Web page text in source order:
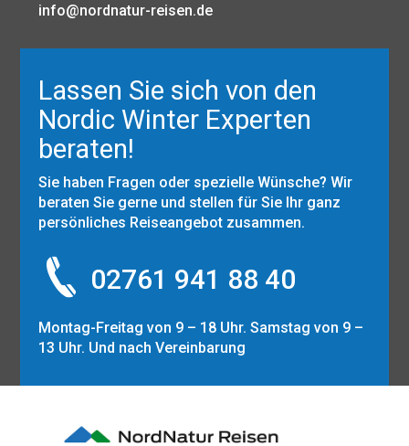
info@nordnatur-reisen.de
Lassen Sie sich von den
Nordic Winter Experten
beraten!
Sie haben Fragen oder spezielle Wünsche? Wir
beraten Sie gerne und stellen für Sie Ihr ganz
persönliches Reiseangebot zusammen.
02761 941 88 40
Montag-Freitag von 9 – 18 Uhr. Samstag von 9 –
13 Uhr. Und nach Vereinbarung